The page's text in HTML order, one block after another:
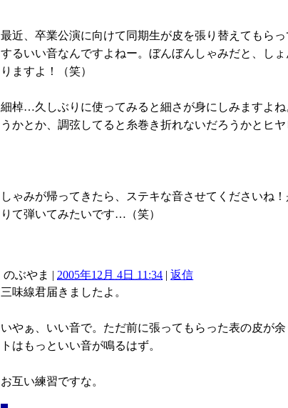
最近、卒業公演に向けて同期生が皮を張り替えてもら
するいい音なんですよねー。ぼんぼんしゃみだと、し
りますよ！（笑）
細棹…久しぶりに使ってみると細さが身にしみますよ
うかとか、調弦してると糸巻き折れないだろうかとヒヤ
しゃみが帰ってきたら、ステキな音させてくださいね
りて弾いてみたいです…（笑）
のぶやま | 2005年12月 4日 11:34 |返信
三味線君届きましたよ。
いやぁ、いい音で。ただ前に張ってもらった表の皮が
トはもっといい音が鳴るはず。
お互い練習ですな。